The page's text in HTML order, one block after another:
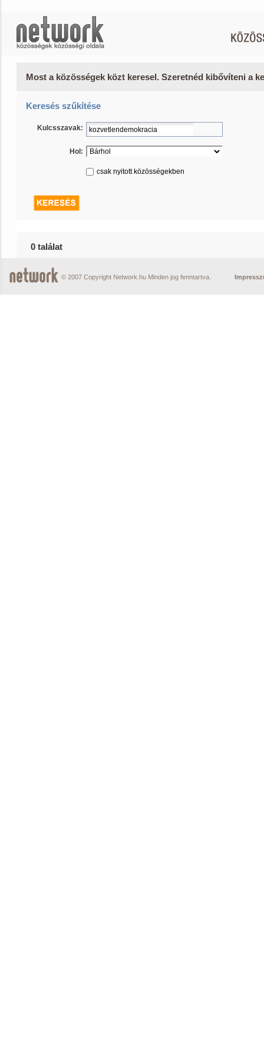
Most a közösségek közt keresel. Szeretnéd kibővíteni a
Keresés szűkítése
Kulcsszavak:
Hol:
csak nyitott közösségekben
0 találat
© 2007 Copyright Network.hu Minden jog fenntartva.